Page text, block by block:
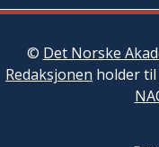
© Det Norske
Redaksjonen holder til